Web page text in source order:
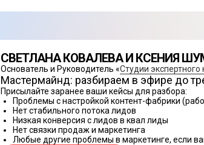
СВЕТЛАНА КОВАЛЕВА И КСЕНИЯ
Основатель и Руководитель «Студии экспертного
Мастермайнд: разбираем в эфире до
Присылайте заранее ваши кейсы для разбора:
Проблемы с настройкой контент-фабрики
Нет стабильного потока лидов
Низкая конверсия с лидов в квал лиды
Нет связки продаж и маркетинга
Любые другие проблемы в маркетинге, если